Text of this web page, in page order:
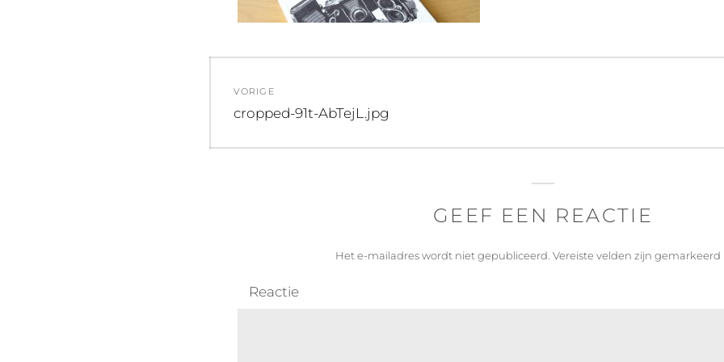
navigatie
VORIGE
Vorig
cropped-91t-AbTejL.jpg
GEEF EEN REACTIE
Het e-mailadres wordt niet gepubliceerd. Vereiste velden zijn
Reactie